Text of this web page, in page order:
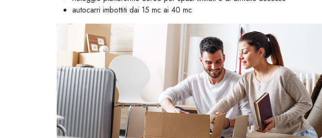
autocarri imbottiti dai 15 mc ai 40 mc